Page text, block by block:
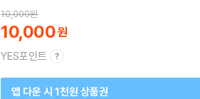
10,000원
10,000
YES포인트
앱 다운 시 1천원 상품권